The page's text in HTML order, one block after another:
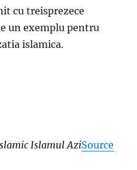
cu treisprezece
un exemplu pentru
islamica.
Islamul AziSource